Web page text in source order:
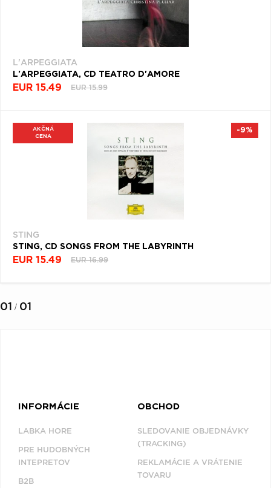
L'ARPEGGIATA
L'ARPEGGIATA, CD TEATRO D'AMORE
EUR 15.49 EUR 15.99
AKČNÁ
CENA
STING
STING, CD SONGS FROM THE LABYRINTH
EUR 15.49 EUR 16.99
-9%
01 / 01
INFORMÁCIE
LABKA HORE
PRE HUDOBNÝCH
INTEPRETOV
B2B
OBCHOD
SLEDOVANIE OBJEDNÁVKY
(TRACKING)
REKLAMÁCIE A VRÁTENIE
TOVARU